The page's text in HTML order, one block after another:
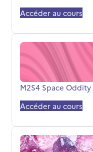
Accéder au cours
M2S4 Space Oddity
Nom du cours
M2S4 Space Oddity
Accéder au cours
M1 S2 - U1 - 2026 -